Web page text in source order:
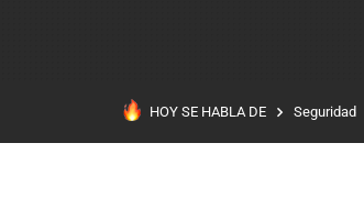
HOY SE HABLA DE Seguridad